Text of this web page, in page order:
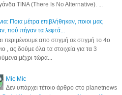
TINA (There Is No Alternative). ...
Ποια μέτρα επιβλήθηκαν, ποιοι μας
πού πήγαν τα λεφτά...
περιμένουμε απο στιγμή σε στιγμή το 4ο
, ας δούμε όλα τα στοιχεία για τα 3
μέχρι τώρα...
Mic Mic
Δεν υπάρχει τέτοιο άρθρο στο planetnews